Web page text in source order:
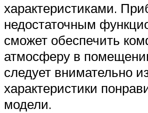
характеристиками.
недостаточным
сможет обеспечить
атмосферу в
следует внимательно
характеристики
модели.